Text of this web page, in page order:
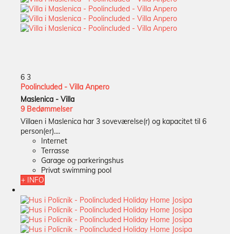
6 3
Poolincluded - Villa Anpero
Maslenica - Villa
9 Bedømmelser
Villaen i Maslenica har 3 soveværelse(r) og kapacitet til 6
person(er)....
Internet
Terrasse
Garage og parkeringshus
Privat swimming pool
+ INFO